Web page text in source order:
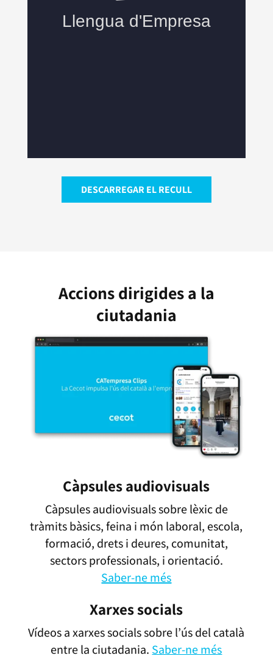
DESCARREGAR EL RECULL
Accions dirigides a la
ciutadania
Càpsules audiovisuals
Càpsules audiovisuals sobre lèxic de
tràmits bàsics, feina i món laboral, escola,
formació, drets i deures, comunitat,
sectors professionals, i orientació.
Saber-ne més
Xarxes socials
Vídeos a xarxes socials sobre l’ús del català
entre la ciutadania. Saber-ne més